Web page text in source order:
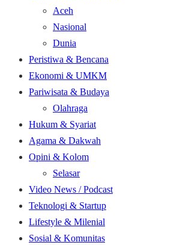
Aceh
Nasional
Dunia
Peristiwa & Bencana
Ekonomi & UMKM
Pariwisata & Budaya
Olahraga
Hukum & Syariat
Agama & Dakwah
Opini & Kolom
Selasar
Video News / Podcast
Teknologi & Startup
Lifestyle & Milenial
Sosial & Komunitas